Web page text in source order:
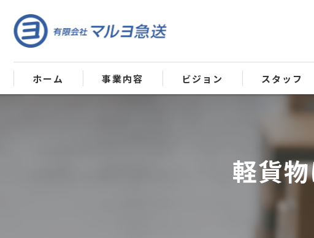
ホーム 事業内容 ビジョン スタッフ
軽貨